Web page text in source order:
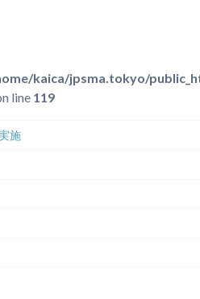
kaica/jpsma.tokyo/
line 119
施